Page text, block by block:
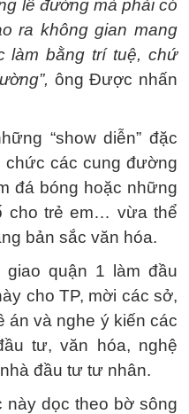
lề đường mà phải có
ra không gian mang
làm bằng trí tuệ, chứ
ông Được nhấn
“show diễn” đặc
chức các cung đường
đá bóng hoặc những
cho trẻ em… vừa thể
bản sắc văn hóa.
giao quận 1 làm đầu
cho TP, mời các sở,
án và nghe ý kiến các
tư, văn hóa, nghệ
đầu tư tư nhân.
này dọc theo bờ sông